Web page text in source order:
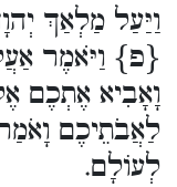
וַיַּעַל מַלְאַךְ
{פ} וַיֹּאמֶר
וָאָבִיא אֶתְכֶם
לַאֲבֹתֵיכֶם
לְעוֹלָם.